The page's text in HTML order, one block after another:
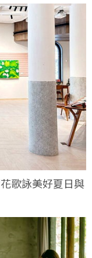
歌詠美好夏日與